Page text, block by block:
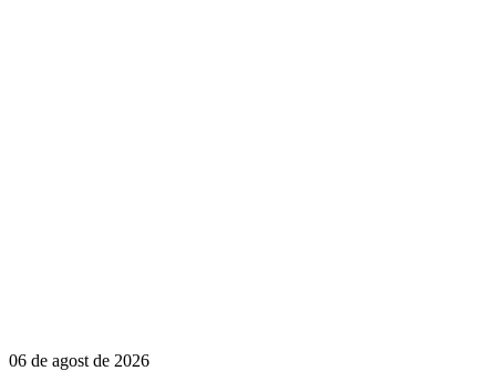
06 de agost de 2026